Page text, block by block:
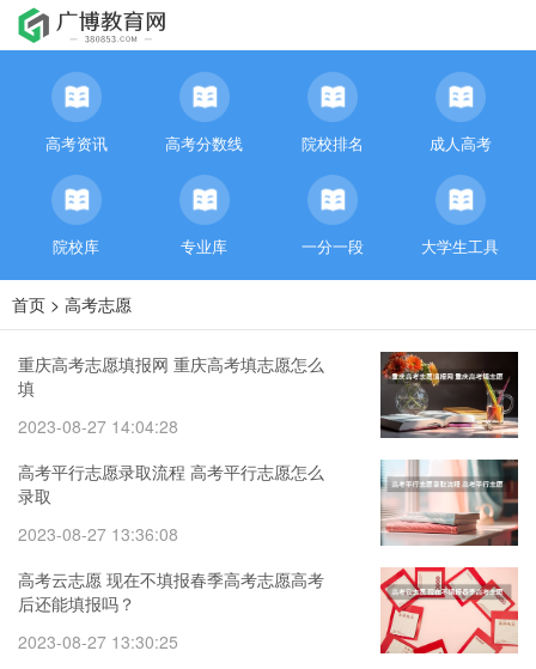
高考资讯 高考分数线 院校排名 成人高考
院校库 专业库 一分一段 大学生工具
首页 > 高考志愿
重庆高考志愿填报网 重庆高考填志愿怎么
填
2023-08-27 14:04:28
高考平行志愿录取流程 高考平行志愿怎么
录取
2023-08-27 13:36:08
高考云志愿 现在不填报春季高考志愿高考
后还能填报吗？
2023-08-27 13:30:25